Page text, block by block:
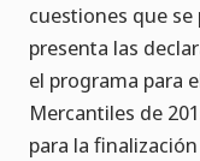
cuestiones que
presenta las
el programa para
Mercantiles de
para la